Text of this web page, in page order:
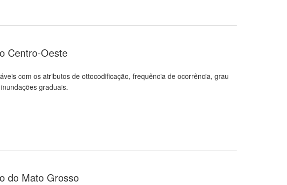
Centro-Oeste
com os atributos de ottocodificação, frequência de ocorrência, grau
graduais.
do Mato Grosso